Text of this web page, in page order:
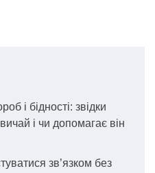
і бідності: звідки
і чи допомагає він
зв’язком без